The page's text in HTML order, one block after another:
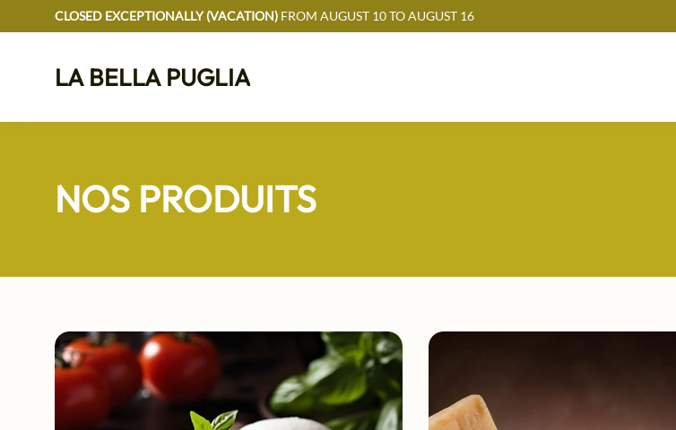
CLOSED EXCEPTIONALLY (VACATION)FROM AUGUST 10 TO AUGUST 16
LA BELLA PUGLIA
NOS PRODUITS